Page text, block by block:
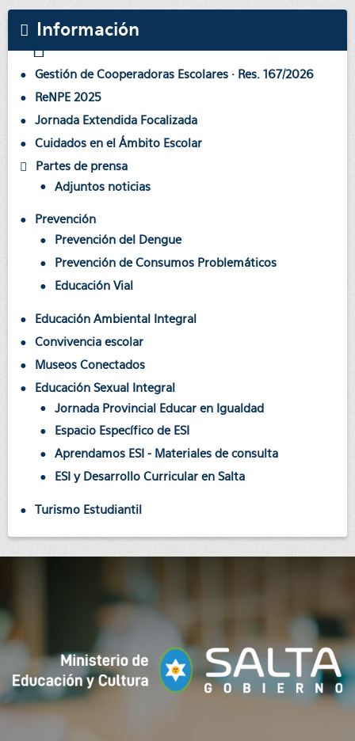
Información
Gestión de Cooperadoras Escolares · Res. 167/2026
ReNPE 2025
Jornada Extendida Focalizada
Cuidados en el Ámbito Escolar
Partes de prensa
Adjuntos noticias
Prevención
Prevención del Dengue
Prevención de Consumos Problemáticos
Educación Vial
Educación Ambiental Integral
Convivencia escolar
Museos Conectados
Educación Sexual Integral
Jornada Provincial Educar en Igualdad
Espacio Específico de ESI
Aprendamos ESI - Materiales de consulta
ESI y Desarrollo Curricular en Salta
Turismo Estudiantil